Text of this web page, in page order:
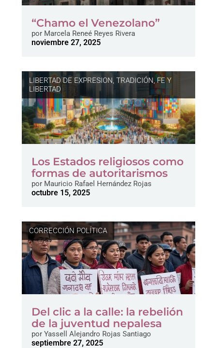
“Chamo el Venezolano”
porMarcela Reneé Reyes Rivera
noviembre 27, 2025
LIBERTAD DE EXPRESION, TRADICIÓN, FE Y
LIBERTAD
Los Estados religiosos como
formas de autoritarismos
porMauricio Rafael Hernández Rojas
octubre 15, 2025
CORRECCIÓN POLÍTICA
Del clic a la calle: la rebelión
de la juventud nepalesa
porYassell Alejandro Rojas Santiago
septiembre 27, 2025